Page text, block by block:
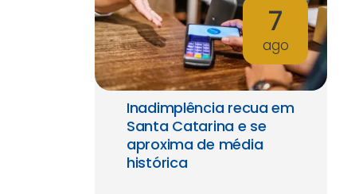
7
ago
Inadimplência recua em
Santa Catarina e se
aproxima de média
histórica